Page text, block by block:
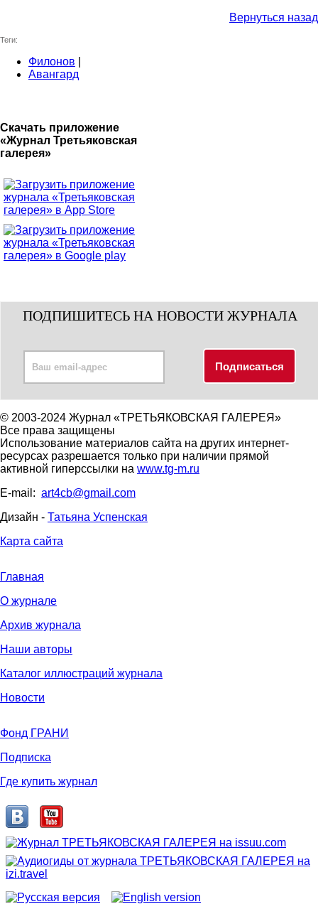
Вернуться назад
Теги:
Филонов
Авангард
Скачать приложение
«Журнал Третьяковская
галерея»
ПОДПИШИТЕСЬ НА НОВОСТИ ЖУРНАЛА
© 2003-2024 Журнал «ТРЕТЬЯКОВСКАЯ ГАЛЕРЕЯ»
Все права защищены
Использование материалов сайта на других интернет-
ресурсах разрешается только при наличии прямой
активной гиперссылки на www.tg-m.ru
E-mail: art4cb@gmail.com
Дизайн - Татьяна Успенская
Карта сайта
Главная
О журнале
Архив журнала
Наши авторы
Каталог иллюстраций журнала
Новости
Фонд ГРАНИ
Подписка
Где купить журнал